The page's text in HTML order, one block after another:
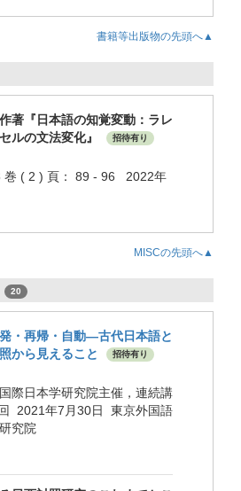
書籍等出版物の先頭へ▲
著『日本語の知覚変動：ラレ
ルの文法変化』
招待有り
巻 ( 2 ) 頁： 89 - 96 2022年
MISCの先頭へ▲
20
・再帰・自動―古代日本語と
から見えること
招待有り
際日本学研究院主催，連続講
2021年7月30日 東京外国語
究院